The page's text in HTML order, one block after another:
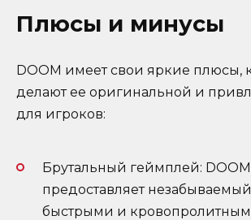
Плюсы и минусы
DOOM имеет свои яркие плюсы,
делают ее оригинальной и
для игроков:
Брутальный геймплей: DOOM
предоставляет
быстрыми и